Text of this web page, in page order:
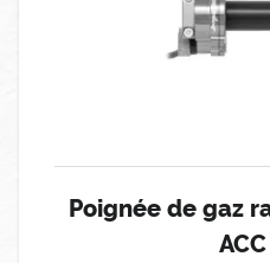
Poignée de gaz